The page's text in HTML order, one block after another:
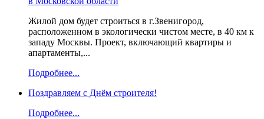
Жилой дом будет строиться в г.Звенигород,
расположенном в экологически чистом месте, в 40 км к
западу Москвы. Проект, включающий квартиры и
апартаменты,...
Подробнее...
Поздравляем с Днём строителя!
Подробнее...